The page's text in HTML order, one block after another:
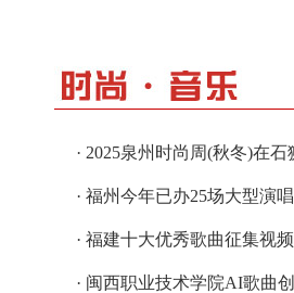
· 2025泉州时尚周(秋冬)在石
· 福州今年已办25场大型演
53亿元
· 福建十大优秀歌曲征集视频
· 闽西职业技术学院AI歌曲